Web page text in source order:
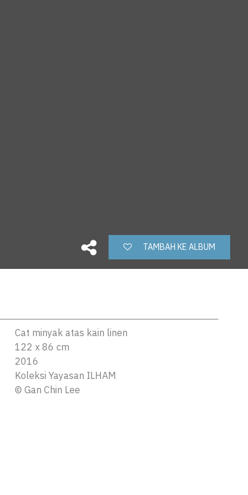
TAMBAH KE ALBUM
Cat minyak atas kain linen
122 x 86 cm
2016
Koleksi Yayasan ILHAM
© Gan Chin Lee